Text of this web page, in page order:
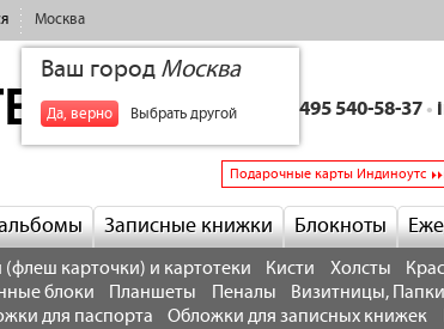
Москва
Ваш город Москва
Да, верно Выбрать другой +7 495 540-58-37 •
Подарочные карты Индиноутс
Записные книжки Блокноты
карточки) и картотеки Кисти Холсты
блоки Планшеты Пеналы Визитницы,
для паспорта Обложки для записных книжек